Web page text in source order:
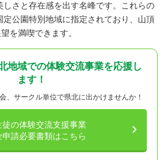
さと存在感を出す名峰です。これらの
公園特別地域に指定されており、山頂
を満喫できます。
地域での体験交流事業を応援し
ます！
、サークル単位で県北に出かけませんか！
徒の体験交流支援事業
申請必要書類はこちら